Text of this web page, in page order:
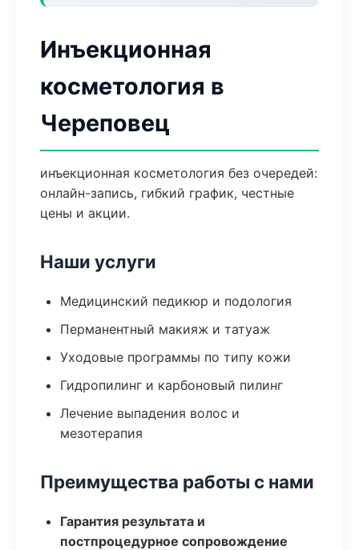
Инъекционная
косметология в
Череповец
инъекционная косметология без очередей:
онлайн-запись, гибкий график, честные
цены и акции.
Наши услуги
Медицинский педикюр и подология
Перманентный макияж и татуаж
Уходовые программы по типу кожи
Гидропилинг и карбоновый пилинг
Лечение выпадения волос и
мезотерапия
Преимущества работы с нами
Гарантия результата и
постпроцедурное сопровождение